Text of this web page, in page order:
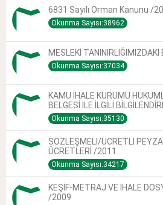
6831 Sayılı Orman Kanunu /
Okunma Sayısı:38962
MESLEKİ
Okunma Sayısı:37034
KAMU İHALE KURUMU
BELGESİ İLE İLGİLİ
Okunma Sayısı:35130
SÖZLEŞMELİ/ÜCRETLİ
ÜCRETLERİ /2011
Okunma Sayısı:34217
KEŞİF-METRAJ VE İHALE
/2009